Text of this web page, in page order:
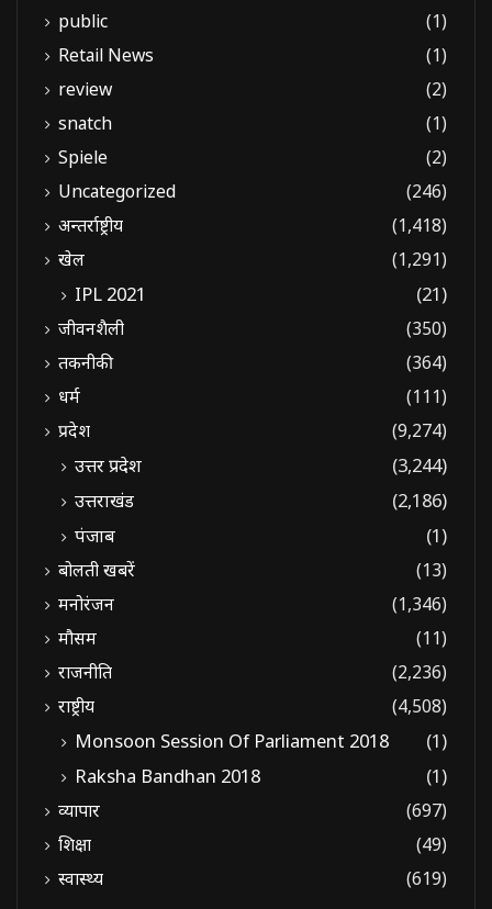
public
(1)
Retail News
(1)
review
(2)
snatch
(1)
Spiele
(2)
Uncategorized
(246)
अन्तर्राष्ट्रीय
(1,418)
खेल
(1,291)
IPL 2021 (21)
जीवनशैली
(350)
तकनीकी
(364)
धर्म
(111)
प्रदेश
(9,274)
उत्तर प्रदेश
(3,244)
उत्तराखंड
(2,186)
पंजाब
(1)
बोलती खबरें
(13)
मनोरंजन
(1,346)
मौसम
(11)
राजनीति
(2,236)
राष्ट्रीय
(4,508)
Monsoon Session Of Parliament 2018
(1)
Raksha Bandhan 2018
(1)
व्यापार
(697)
शिक्षा
(49)
स्वास्थ्य
(619)